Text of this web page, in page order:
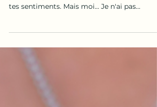
Tu sais... Quand tu m'as dit : 👉 « Je ne
plus. J'ai entendu : 👉 « Tu n'es plus celle que
je choisis. » 👉 « Tout ce que nous avons
construit ne suffit plus. » 👉 « Je regarde
ailleurs ce que je ne trouve plus chez toi. » Et